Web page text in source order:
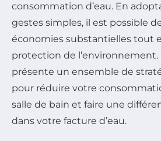
consommation d’eau. En
gestes simples, il est possible
économies substantielles tout
protection de l’environnement.
présente un ensemble de
pour réduire votre
salle de bain et faire une
dans votre facture d’eau.